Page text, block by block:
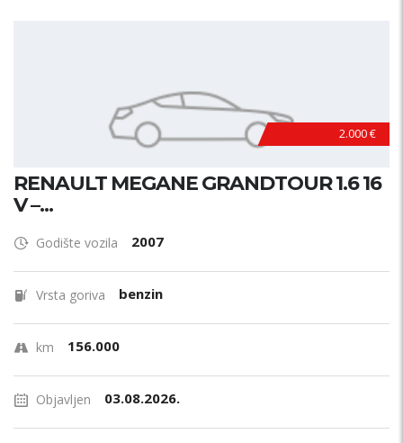
Snaga motora (kW)
Radni obujam (cm3)
2.000 €
RENAULT MEGANE GRANDTOUR 1.6 16
V –...
Godište vozila 2007
Vrsta goriva benzin
km 156.000
Objavljen 03.08.2026.